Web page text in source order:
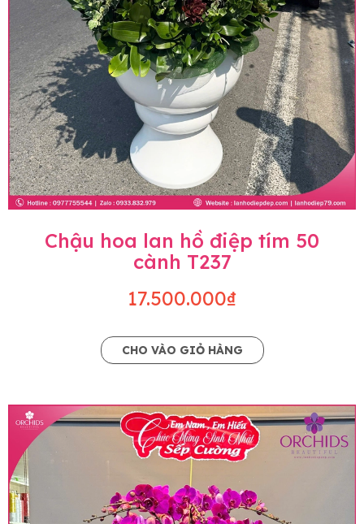
Chậu hoa lan hồ điệp tím 50
cành T237
17.500.000₫
CHO VÀO GIỎ HÀNG